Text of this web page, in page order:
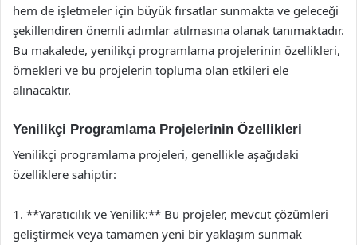
hem de işletmeler için büyük fırsatlar sunmakta ve geleceği
şekillendiren önemli adımlar atılmasına olanak tanımaktadır.
Bu makalede, yenilikçi programlama projelerinin özellikleri,
örnekleri ve bu projelerin topluma olan etkileri ele
alınacaktır.
Yenilikçi Programlama Projelerinin Özellikleri
Yenilikçi programlama projeleri, genellikle aşağıdaki
özelliklere sahiptir:
1. **Yaratıcılık ve Yenilik:** Bu projeler, mevcut çözümleri
geliştirmek veya tamamen yeni bir yaklaşım sunmak